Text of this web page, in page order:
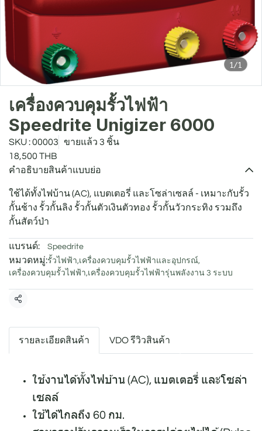
1/1
เครื่องควบคุมรั้วไฟฟ้า
Speedrite Unigizer 6000
SKU : 00003
ขายแล้ว 3 ชิ้น
18,500 THB
คำอธิบายสินค้าแบบย่อ
ใช้ได้ทั้งไฟบ้าน (AC), แบตเตอรี่ และโซล่าเซลล์ - เหมาะกับรั้ว
กั้นช้าง รั้วกั้นลิง รั้วกั้นตัวเงินตัวทอง รั้วกั้นวัวกระทิง รวมถึง
กั้นสัตว์ป่า
แบรนด์: Speedrite
หมวดหมู่:รั้วไฟฟ้า,เครื่องควบคุมรั้วไฟฟ้าและอุปกรณ์,
เครื่องควบคุมรั้วไฟฟ้า,เครื่องควบคุมรั้วไฟฟ้ารุ่นพลังงาน 3 ระบบ
แชร์
รายละเอียดสินค้า VDO รีวิวสินค้า
ใช้งานได้ทั้งไฟบ้าน (AC), แบตเตอรี่ และโซล่า
เซลล์
ใช้ได้ไกลถึง 60 กม.